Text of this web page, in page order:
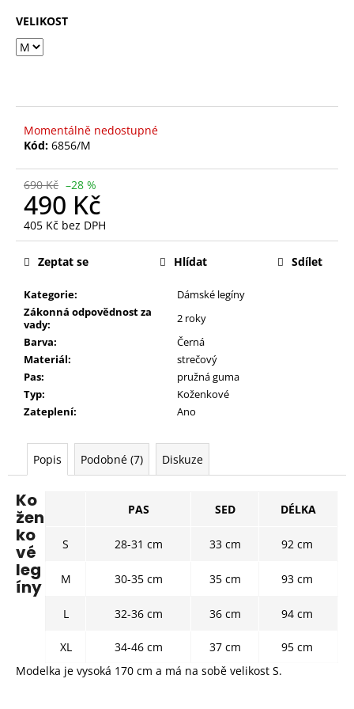
5
hvězdiček.
VELIKOST
Momentálně nedostupné
Kód: 6856/M
690 Kč –28 %
490 Kč
405 Kč bez DPH
Měrná
Kategorie:
Dámské legíny
Zákonná odpovědnost za
vady:
2 roky
Barva:
Černá
Materiál:
strečový
Pas:
pružná guma
Typ:
Koženkové
Zateplení:
Ano
Zeptat se Hlídat Sdílet
Popis Podobné (7) Diskuze
PAS SED DÉLKA
S 28-31 cm 33 cm 92 cm
M 30-35 cm 35 cm 93 cm
L 32-36 cm 36 cm 94 cm
XL 34-46 cm 37 cm 95 cm
Ko
žen
ko
vé
leg
íny
Modelka je vysoká 170 cm a má na sobě velikost S.
u
j
e
BÍLÉ
KRAJKOVÉ
SJ2637-
2WH
390
Kč
Původně:
Kč